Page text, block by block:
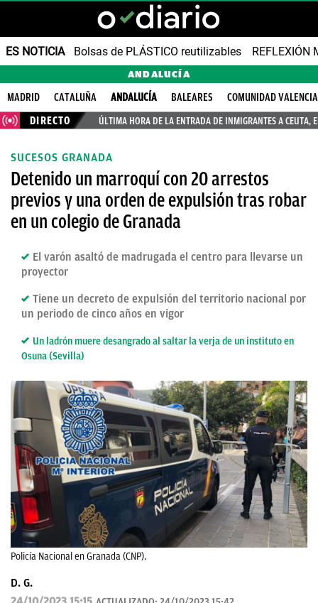
ES NOTICIA Bolsas de PLÁSTICO reutilizables REFLEXIÓN
ANDALUCÍA
MADRID CATALUÑA ANDALUCÍA BALEARES
COMUNIDAD
DIRECTO
ÚLTIMA HORA DE LA ENTRADA DE INMIGRANTES A CEUTA,
SUCESOS GRANADA
Detenido un marroquí con 20 arrestos
previos y una orden de expulsión tras robar
en un colegio de Granada
El varón asaltó de madrugada el centro para llevarse un
proyector
Tiene un decreto de expulsión del territorio nacional por
un periodo de cinco años en vigor
Un ladrón muere desangrado al saltar la verja de un instituto en
Osuna (Sevilla)
Policía Nacional en Granada (CNP).
D. G.